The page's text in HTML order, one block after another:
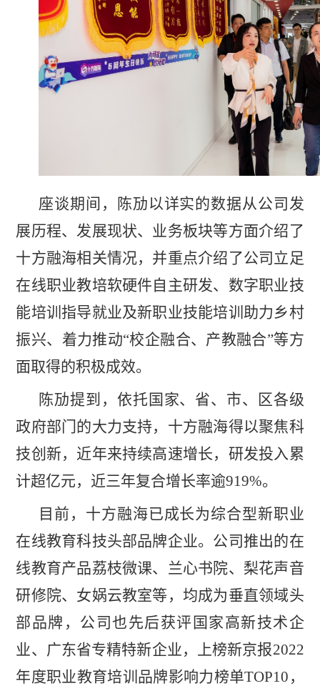
座谈期间，陈劢以详实的数据从公司发
展历程、发展现状、业务板块等方面介绍了
十方融海相关情况，并重点介绍了公司立足
在线职业教培软硬件自主研发、数字职业技
能培训指导就业及新职业技能培训助力乡村
振兴、着力推动“校企融合、产教融合”等方
面取得的积极成效。
陈劢提到，依托国家、省、市、区各级
政府部门的大力支持，十方融海得以聚焦科
技创新，近年来持续高速增长，研发投入累
计超亿元，近三年复合增长率逾919%。
目前，十方融海已成长为综合型新职业
在线教育科技头部品牌企业。公司推出的在
线教育产品荔枝微课、兰心书院、梨花声音
研修院、女娲云教室等，均成为垂直领域头
部品牌，公司也先后获评国家高新技术企
业、广东省专精特新企业，上榜新京报2022
年度职业教育培训品牌影响力榜单TOP10，